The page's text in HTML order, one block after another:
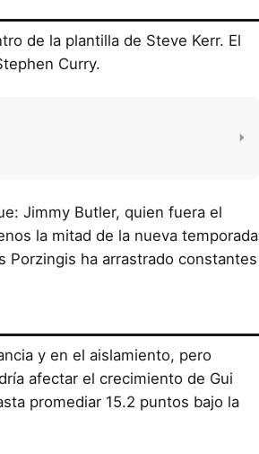
de la plantilla de Steve Kerr. El
Curry.
Jimmy Butler, quien fuera el
la mitad de la nueva temporada
Porzingis ha arrastrado constantes
y en el aislamiento, pero
afectar el crecimiento de Gui
promediar 15.2 puntos bajo la